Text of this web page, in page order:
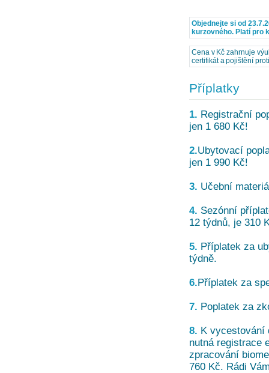
Objednejte si od
kurzovného. Platí pro
Cena v Kč zahrnuje
certifikát a pojištění
Příplatky
1. Registrační
jen 1 680 Kč!
2.Ubytovací
jen 1 990 Kč!
3. Učební
4. Sezónní
12 týdnů, je 310
5. Příplatek za
týdně.
6.Příplatek za
7. Poplatek za
8. K vycestování
nutná registrace
zpracování
760 Kč. Rádi